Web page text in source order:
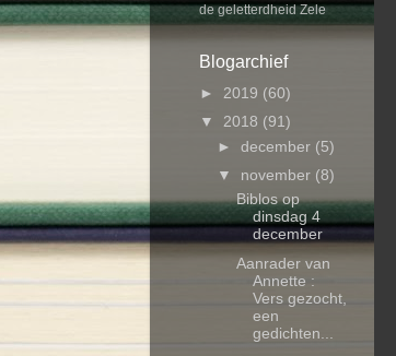
de geletterdheid Zele
Blogarchief
► 2019 (60)
▼ 2018 (91)
►december (5)
▼ november (8)
Biblos op
dinsdag 4
december
Aanrader van
Annette :
Vers gezocht,
een
gedichten...